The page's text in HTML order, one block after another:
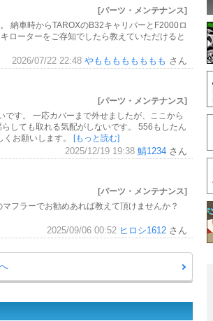
[パーツ・メンテナンス]
納車時からTAROXのB32キャリパーとF2000ロ
ローターをご存知でしたら教えていただけると
2026/07/22 22:48 やもももももももも さん
[パーツ・メンテナンス]
す。 一応カバーまで外せましたが、ここから
しても取れる気配がしないです。 556もしたん
お願いします。
[もっと読む]
2025/12/19 19:38 鯖1234 さん
[パーツ・メンテナンス]
フラーでお勧めあれば教えて頂けませんか？
2025/09/06 00:52 ヒロシ1612 さん